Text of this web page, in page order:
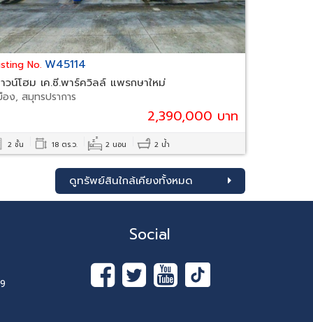
No. W45114
วน์โฮม เค.ซี.พาร์ควิลล์ แพรกษาใหม่
อง, สมุทรปราการ
2,390,000 บาท
2 ชั้น 18 ตร.ว. 2 นอน 2 น้ำ
ดูทรัพย์สินใกล้เคียงทั้งหมด
Social